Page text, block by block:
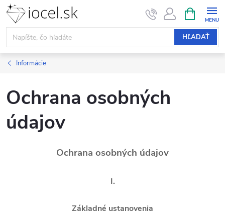
Prejsť
obsah
HĽADAŤ
KOŠÍK
Informácie
Ochrana osobných
údajov
Ochrana osobných údajov
I.
Základné ustanovenia